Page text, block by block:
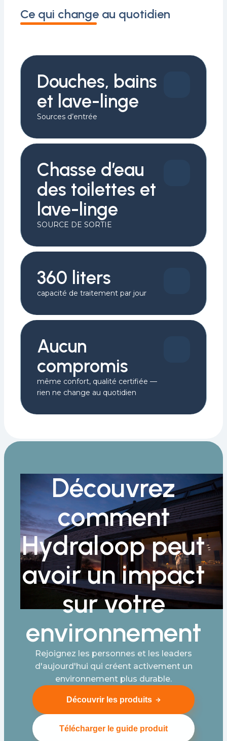
Ce qui change au quotidien
Douches, bains
et lave-linge
Sources d’entrée
Chasse d’eau
des toilettes et
lave-linge
SOURCE DE SORTIE
360 liters
capacité de traitement par jour
Aucun
compromis
même confort, qualité certifiée —
rien ne change au quotidien
Découvrez
comment
Hydraloop peut
avoir un impact
sur votre
environnement
Rejoignez les personnes et les leaders
d'aujourd'hui qui créent activement un
environnement plus durable.
Découvrir les produits
Télécharger le guide produit